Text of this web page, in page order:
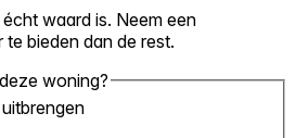
waard is. Neem een
bieden dan de rest.
woning?